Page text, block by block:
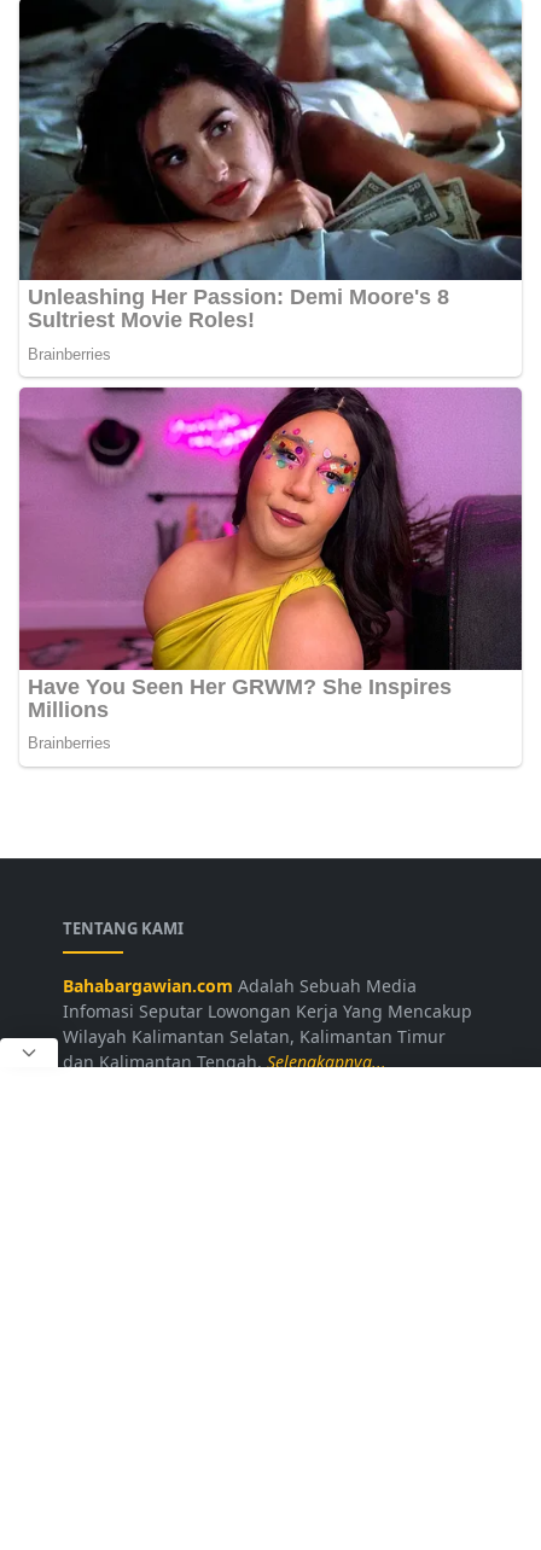
TENTANG KAMI
Bahabargawian.com Adalah Sebuah Media
Infomasi Seputar Lowongan Kerja Yang Mencakup
Wilayah Kalimantan Selatan, Kalimantan Timur
dan Kalimantan Tengah.Selengkapnya...